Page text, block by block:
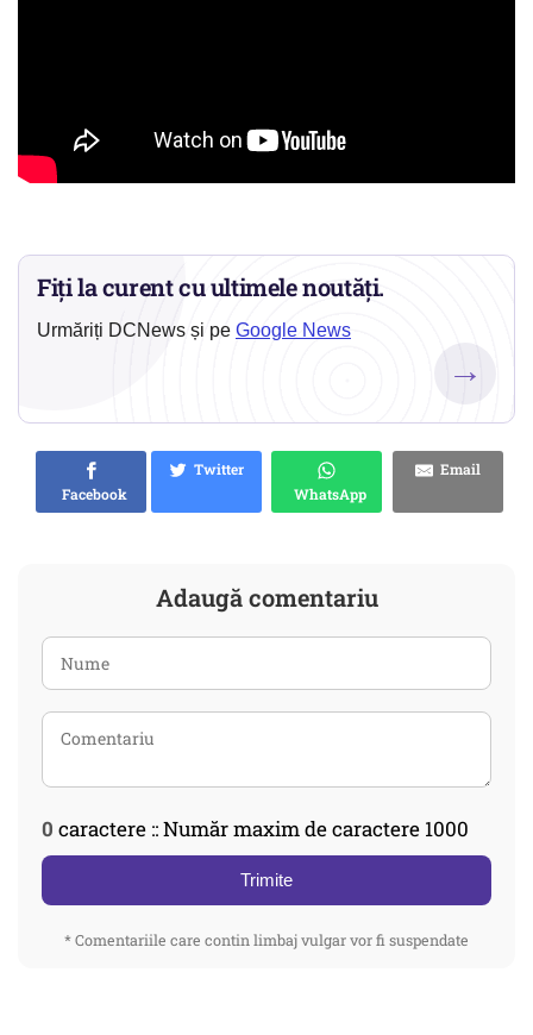
Fiți la curent cu ultimele noutăți.
Urmăriți DCNews și pe Google News
→
Facebook
Twitter
WhatsApp
Email
Adaugă comentariu
0 caractere :: Număr maxim de caractere 1000
Trimite
* Comentariile care contin limbaj vulgar vor fi suspendate